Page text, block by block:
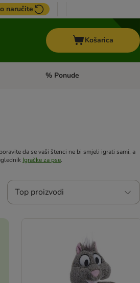
naručite
Košarica
hrana Pregled kategorija: Top marke
% Ponude
da se vaši štenci ne bi smjeli igrati sami, a
Igračke za pse.
Top proizvodi